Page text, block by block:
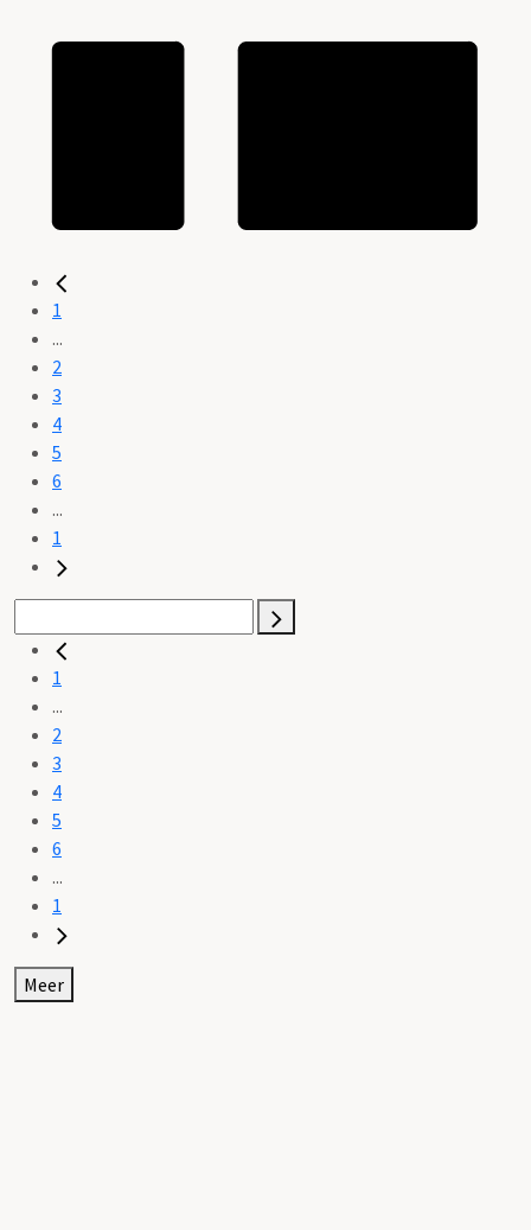
1
...
2
3
4
5
6
...
1
1
...
2
3
4
5
6
...
1
Meer